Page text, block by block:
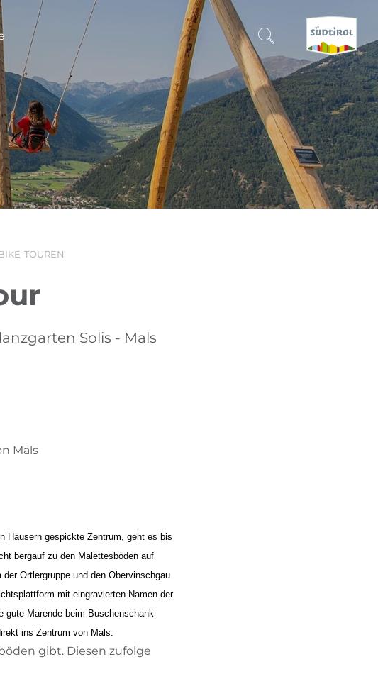
SUCHEN & BUCHEN
ENTDECKE SÜDTIROL
WANN?
-
TOUREN
Solis - Mals
Mals
Häusern gespickte Zentrum, geht es bis
bergauf zu den Malettesböden auf
Ortlergruppe und den Obervinschgau
mit eingravierten Namen der
gute Marende beim Buschenschank
ins Zentrum von Mals.
gibt. Diesen zufolge